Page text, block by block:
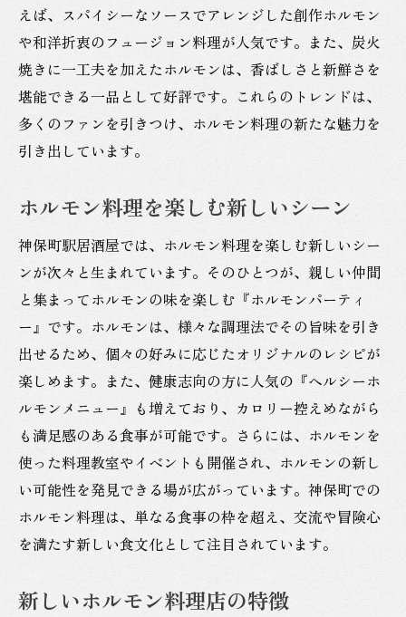
えば、スパイシーなソースでアレンジした創作ホルモン
や和洋折衷のフュージョン料理が人気です。また、炭火
焼きに一工夫を加えたホルモンは、香ばしさと新鮮さを
堪能できる一品として好評です。これらのトレンドは、
多くのファンを引きつけ、ホルモン料理の新たな魅力を
引き出しています。
ホルモン料理を楽しむ新しいシーン
神保町駅居酒屋では、ホルモン料理を楽しむ新しいシー
ンが次々と生まれています。そのひとつが、親しい仲間
と集まってホルモンの味を楽しむ『ホルモンパーティ
ー』です。ホルモンは、様々な調理法でその旨味を引き
出せるため、個々の好みに応じたオリジナルのレシピが
楽しめます。また、健康志向の方に人気の『ヘルシーホ
ルモンメニュー』も増えており、カロリー控えめながら
も満足感のある食事が可能です。さらには、ホルモンを
使った料理教室やイベントも開催され、ホルモンの新し
い可能性を発見できる場が広がっています。神保町での
ホルモン料理は、単なる食事の枠を超え、交流や冒険心
を満たす新しい食文化として注目されています。
新しいホルモン料理店の特徴